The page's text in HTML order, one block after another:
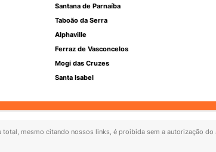
Santana de Parnaíba
Taboão da Serra
Alphaville
Ferraz de Vasconcelos
Mogi das Cruzes
Santa Isabel
mesmo citando nossos links, é proibida sem a autorização do